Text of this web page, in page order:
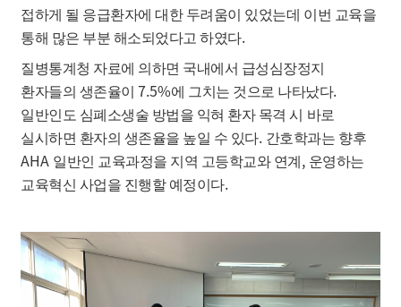
접하게 될 응급환자에 대한 두려움이 있었는데 이번 교육을
통해 많은 부분 해소되었다고 하였다.
질병통계청 자료에 의하면 국내에서 급성심장정지
환자들의 생존율이7.5%에 그치는 것으로 나타났다.
일반인도 심폐소생술 방법을 익혀 환자 목격 시 바로
실시하면 환자의 생존율을 높일 수 있다. 간호학과는 향후
AHA 일반인 교육과정을 지역 고등학교와 연계 , 운영하는
교육혁신 사업을 진행할 예정이다.